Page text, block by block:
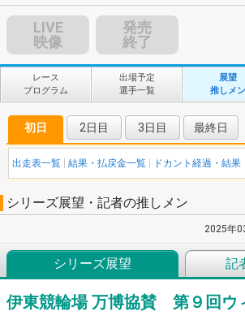
LIVE
映像
発売
終了
レース
プログラム
出場予定
選手一覧
展望
推しメン
初日
出走表一覧 結果・払戻金一覧 ドカント経過・結果
2日目 3日目 最終日
シリーズ展望・記者の推しメン
2025年
シリーズ展望 記
伊東競輪場 万博協賛 第９回ウ